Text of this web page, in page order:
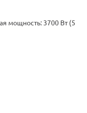
мощность: 3700 Вт (5